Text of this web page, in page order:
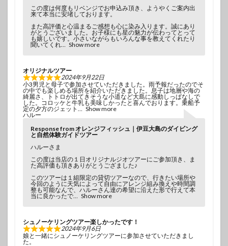
この度は何度もリベンジでお申込み頂き、ようやくご案内出
来て本当に安堵しております。
また高評価と心温まるご感想も心に染み入ります。誠にあり
がとうございました。お子様にも星の魅力が伝わってとって
も嬉しいです。小さいながらもいろんな事を教えてくれたり
聞いてくれ
Show more
オリジナルツアー
2024年9月22日
小3男児と母子で参加させていただきました。雨予報だったのでそ
の中でも楽しめる場所を紹介いただきました。息子は地層や海の
綺麗さ、トトロが出てきそうな小道など大島に感動しっぱなしで
した。コロッケと牛乳も美味しかったと喜んでおります。乗船予
定の夕方のジェット
Show more
ハルー
Response from オレンジフィッシュ｜伊豆大島のダイビング
と自然体験ガイドツアー
ハルーさま
この度は当店の１日オリジナルジオツアーにご参加頂き、ま
た高評価も頂きありがとうござました♪
このツアーは１組限定の貸切ツアーなので、行きたい場所や
今回のように天気によって自由にアレンジ組み換えや時間調
整も可能なんで、ハルーさん達の希望に沿えた形で行えて本
当に良かったで
Show more
シュノーケリングツアー楽しかったです！
2024年9月6日
娘と一緒にシュノーケリングツアーに参加させていただきまし
た。